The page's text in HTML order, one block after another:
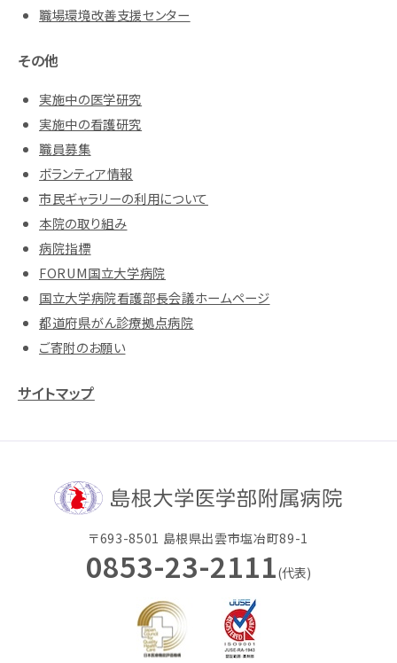
職場環境改善支援センター
その他
実施中の医学研究
実施中の看護研究
職員募集
ボランティア情報
市民ギャラリーの利用について
本院の取り組み
病院指標
FORUM国立大学病院
国立大学病院看護部長会議ホームページ
都道府県がん診療拠点病院
ご寄附のお願い
サイトマップ
〒693-8501 島根県出雲市塩冶町89-1
0853-23-2111(代表)